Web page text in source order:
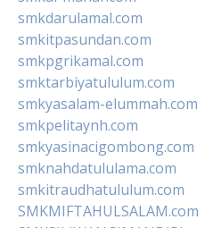
smkdarulamal.com
smkitpasundan.com
smkpgrikamal.com
smktarbiyatululum.com
smkyasalam-elummah.com
smkpelitaynh.com
smkyasinacigombong.com
smknahdatululama.com
smkitraudhatululum.com
SMKMIFTAHULSALAM.com